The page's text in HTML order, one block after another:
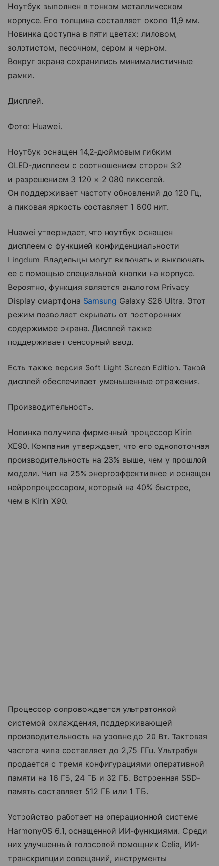
Ноутбук выполнен в тонком металлическом
корпусе. Его толщина составляет около 11,9 мм.
Новинка доступна в пяти цветах: лиловом,
золотистом, песочном, сером и черном.
Вокруг экрана сохранились минималистичные
рамки.
Дисплей.
Фото: Huawei.
Ноутбук оснащен 14,2‑дюймовым гибким
OLED‑дисплеем с соотношением сторон 3:2
и разрешением 3 120 × 2 080 пикселей.
Он поддерживает частоту обновлений до 120 Гц,
а пиковая яркость составляет 1 600 нит.
Huawei утверждает, что ноутбук оснащен
дисплеем с функцией конфиденциальности
Lingdum. Владельцы могут включать и выключать
ее с помощью специальной кнопки на корпусе.
Вероятно, функция является аналогом Privacy
Display смартфона Samsung Galaxy S26 Ultra. Этот
режим позволяет скрывать от посторонних
содержимое экрана. Дисплей также
поддерживает сенсорный ввод.
Есть также версия Soft Light Screen Edition. Такой
дисплей обеспечивает уменьшенные отражения.
Производительность.
Новинка получила фирменный процессор Kirin
XE90. Компания утверждает, что его однопоточная
производительность на 23% выше, чем у прошлой
модели. Чип на 25% энергоэффективнее и оснащен
нейропроцессором, который на 40% быстрее,
чем в Kirin X90.
Процессор сопровождается ультратонкой
системой охлаждения, поддерживающей
производительность на уровне до 20 Вт. Тактовая
частота чипа составляет до 2,75 ГГц. Ультрабук
продается с тремя конфигурациями оперативной
памяти на 16 ГБ, 24 ГБ и 32 ГБ. Встроенная SSD-
память составляет 512 ГБ или 1 ТБ.
Устройство работает на операционной системе
HarmonyOS 6.1, оснащенной ИИ-функциями. Среди
них улучшенный голосовой помощник Celia, ИИ-
транскрипции совещаний, инструменты